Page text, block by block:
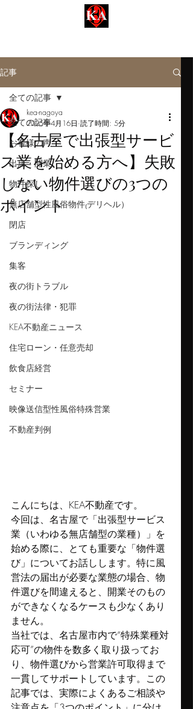
記事
全ての記事
お客様の声
出店・開業
物件探し
無店舗型性風俗物件₍デリヘル）
閉店
ブランディング
集客
夜の街トラブル
夜の街法律・犯罪
KEA不動産ニュース
住宅ローン・任意売却
飲食店経営
セミナー
映像送信型性風俗特殊営業
不動産判例
全ての記事
【名古屋で出張型サービ
ス業を始める方へ】失敗
しない物件選びの3つの
ポイント
kea-nagoya
2025年4月16日 読了時間: 5分
こんにちは、KEA不動産です。
今回は、名古屋で「出張型サービス
業（いわゆる無店舗型の業種）」を
始める際に、とても重要な「物件選
び」についてお話しします。特に風
営法の届出が必要な業態の場合、物
件選びを間違えると、開業そのもの
ができなくなるケースも少なくあり
ません。
当社では、名古屋市内で“特殊業種対
応可”の物件を数多く取り扱ってお
り、物件選びから営業許可取得まで
一貫してサポートしています。この
記事では、実際によくあるご相談や